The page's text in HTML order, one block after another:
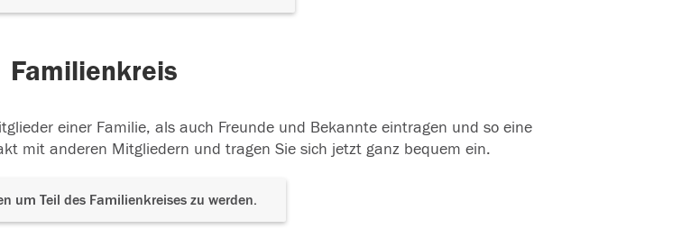
Familienkreis
einer Familie, als auch Freunde und Bekannte eintragen und so eine
mit anderen Mitgliedern und tragen Sie sich jetzt ganz bequem ein.
um Teil des Familienkreises zu werden.